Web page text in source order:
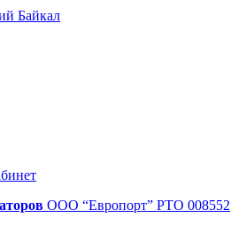
Байкал
ООО “Европорт” РТО 008552